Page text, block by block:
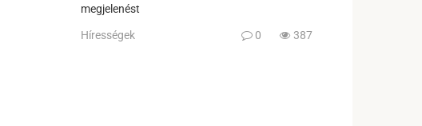
megjelenést
Hírességek 0 387